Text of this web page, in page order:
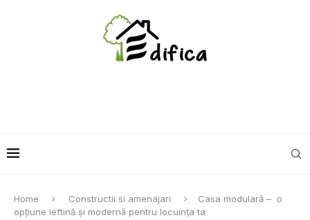
Home Constructii si amenajari
Casa modulară – o
opțiune ieftină și modernă pentru locuința ta